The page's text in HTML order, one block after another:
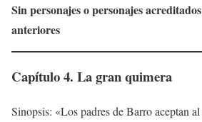
Sin personajes o personajes
anteriores
Capítulo 4. La gran quimera
Sinopsis: «Los padres de Barro aceptan